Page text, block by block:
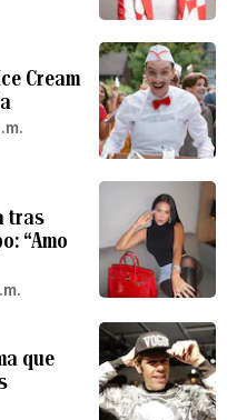
Cream
tras
“Amo
que